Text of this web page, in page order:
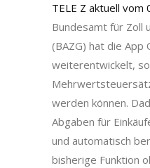
TELE Z aktuell vom
Bundesamt für Zoll
(BAZG) hat die App
weiterentwickelt,
werden können.
Abgaben für
und automatisch
bisherige Funktion